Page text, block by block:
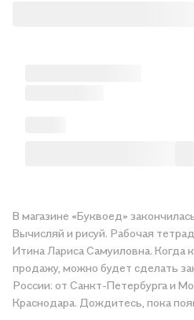
В магазине «Буквоед»
Вычисляй и рисуй. Рабочая
Итина Лариса Самуиловна. Когда
продажу, можно будет сделать
России: от Санкт-Петербурга и
Краснодара. Дождитесь, пока